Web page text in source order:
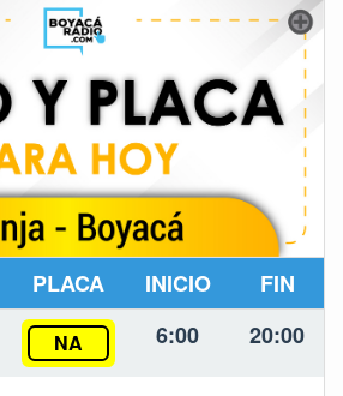
PLACA INICIO FIN
NA 6:00 20:00